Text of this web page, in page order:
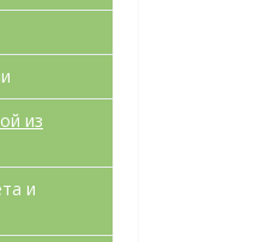
из
и